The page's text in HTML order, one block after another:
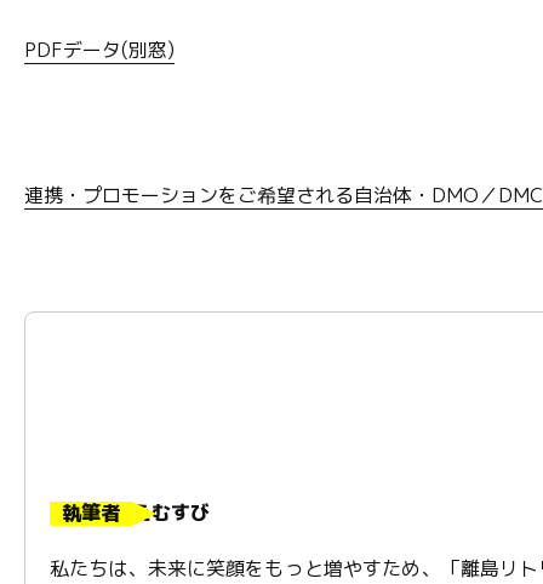
PDFデータ(別窓)
連携・プロモーションをご希望される自治体・DMO／
執筆者 えむすび
私たちは、未来に笑顔をもっと増やすため、「離島リ